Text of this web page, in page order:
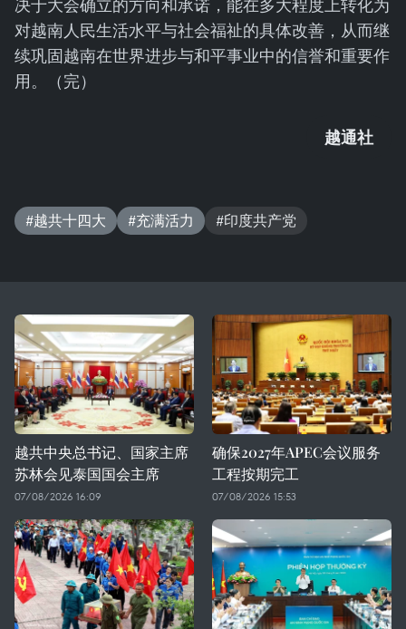
决于大会确立的方向和承诺，能在多大程度上转化为
对越南人民生活水平与社会福祉的具体改善，从而继
续巩固越南在世界进步与和平事业中的信誉和重要作
用。（完）
越通社
#越共十四大 #充满活力 #印度共产党
越共中央总书记、国家主席
苏林会见泰国国会主席
07/08/2026 16:09
确保2027年APEC会议服务
工程按期完工
07/08/2026 15:53